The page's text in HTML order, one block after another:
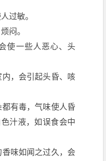
过敏。
闷。
使一些人恶心、头
，会引起头昏、咳
有毒，气味使人昏
汁液，如误食会中
味如闻之过久，会